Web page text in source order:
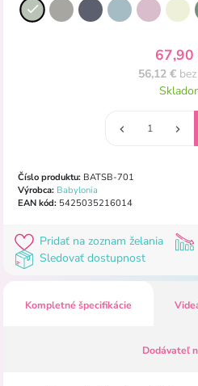
67,90
56,12 €
Číslo produktu:BATSB-701
Výrobca: Babylonia
EAN kód:5425035216014
Pridať na zoznam želania
Sledovať dostupnost
Kompletné špecifikácie
Dodávateľ